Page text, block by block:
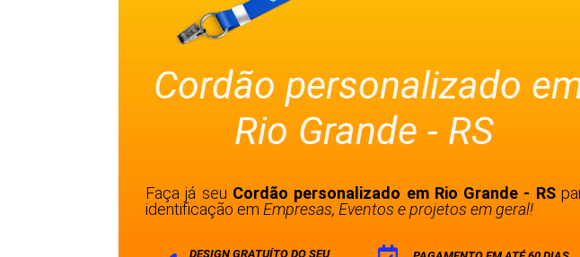
Cordão personalizado
Rio Grande - RS
Faça já seu Cordão personalizado em Rio Grande - RS
identificação emEmpresas, Eventos e projetos em geral!
DESIGN GRATUÍTO DO SEU